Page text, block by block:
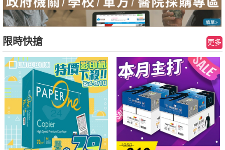
限時快搶 更多